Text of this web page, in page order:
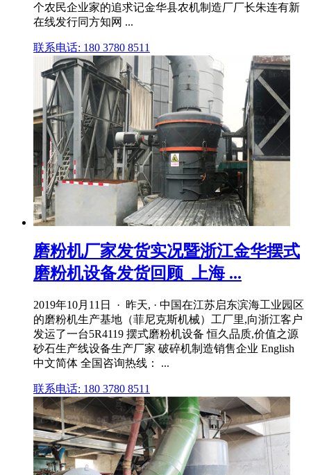
个农民企业家的追求记金华县农机制造厂厂长朱连有新
在线发行同方知网 ...
联系电话: 180 3780 8511
磨粉机厂家发货实况暨浙江金华摆式
磨粉机设备发货回顾_上海 ...
2019年10月11日 · 昨天, · 中国在江苏启东滨海工业园区
的磨粉机生产基地（菲尼克斯机械）工厂里,向浙江客户
发运了一台5R4119 摆式磨粉机设备 恒久品质,价值之源
砂石生产线设备生产厂家 破碎机制造销售企业 English
中文简体 全国咨询热线： ...
联系电话: 180 3780 8511